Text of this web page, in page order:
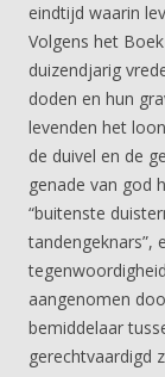
eindtijd waarin
Volgens het
duizendjarig
doden en hun
levenden het
de duivel en de
genade van god
“buitenste
tandengeknars”,
aangenomen
bemiddelaar
gerechtvaardigd